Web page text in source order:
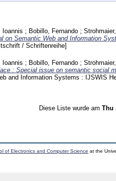
Ioannis ; Bobillo, Fernando ;
on Semantic Web and Information
/ Schriftenreihe]
Ioannis ; Bobillo, Fernando ;
: Special issue on semantic social
and Information Systems : IJSWIS
Diese Liste wurde am Thu
of Electronics and Computer Science at the